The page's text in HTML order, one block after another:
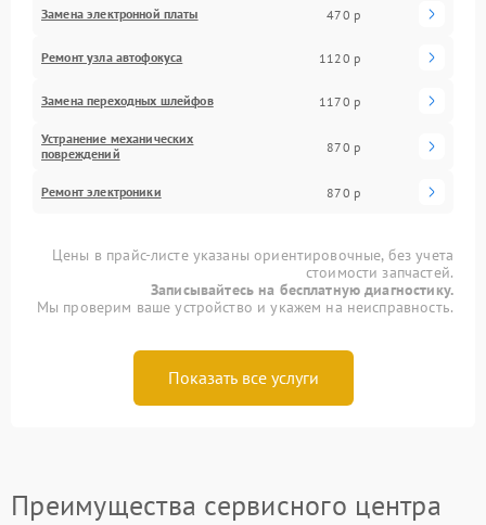
Замена электронной платы 470 р
Ремонт узла автофокуса 1120 р
Замена переходных шлейфов 1170 р
Устранение механических
повреждений
870 р
Ремонт электроники 870 р
Цены в прайс-листе указаны ориентировочные, без учета
стоимости запчастей.
Записывайтесь на бесплатную диагностику.
Мы проверим ваше устройство и укажем на неисправность.
Показать все услуги
Преимущества сервисного центра